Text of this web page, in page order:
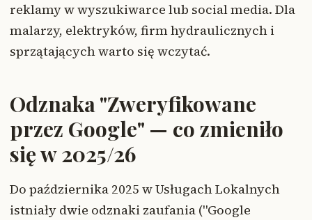
reklamy w wyszukiwarce lub social media. Dla
malarzy, elektryków, firm hydraulicznych i
sprzątających warto się wczytać.
Odznaka "Zweryfikowane
przez Google" — co zmieniło
się w 2025/26
Do października 2025 w Usługach Lokalnych
istniały dwie odznaki zaufania ("Google